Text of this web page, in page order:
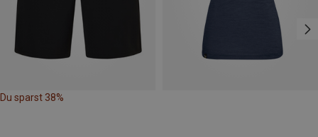
Du sparst 38%